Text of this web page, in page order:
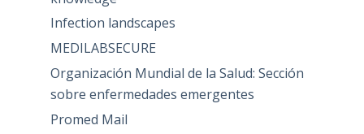
Infection landscapes
MEDILABSECURE
Organización Mundial de la Salud: Sección
sobre enfermedades emergentes
Promed Mail